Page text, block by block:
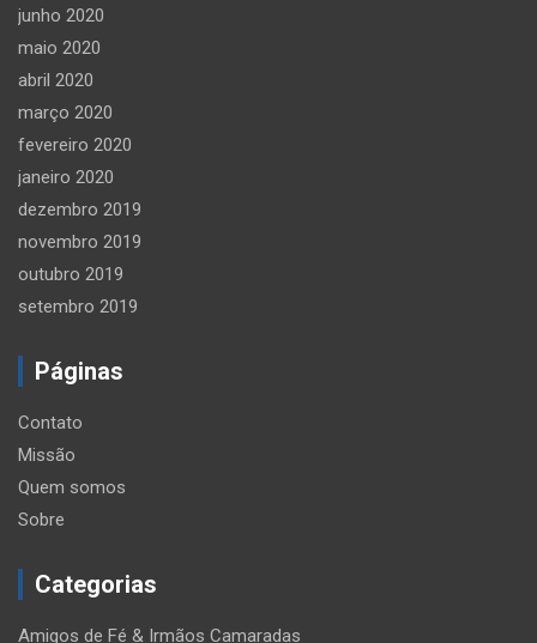
junho 2020
maio 2020
abril 2020
março 2020
fevereiro 2020
janeiro 2020
dezembro 2019
novembro 2019
outubro 2019
setembro 2019
Páginas
Contato
Missão
Quem somos
Sobre
Categorias
Amigos de Fé & Irmãos Camaradas